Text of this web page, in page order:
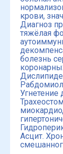
крови,
Диагноз
тяжёлая
болезнь
Угнетение
Асцит.